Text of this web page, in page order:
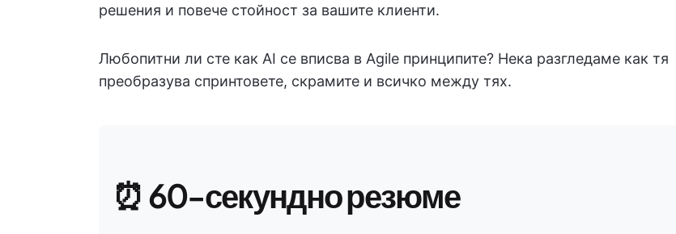
решения и повече стойност за вашите клиенти.
Любопитни ли сте как AI се вписва в Agile принципите? Нека разгледаме как тя
преобразува спринтовете, скрамите и всичко между тях.
⏰ 60-секундно резюме